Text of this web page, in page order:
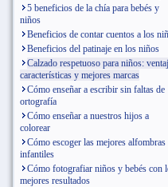
5 beneficios de la chía para bebés y
niños
Beneficios de contar cuentos a los
Beneficios del patinaje en los niños
Calzado respetuoso para niños:
características y mejores marcas
Cómo enseñar a escribir sin faltas de
ortografía
Cómo enseñar a nuestros hijos a
colorear
Cómo escoger las mejores alfombras
infantiles
Cómo fotografiar niños y bebés con
mejores resultados